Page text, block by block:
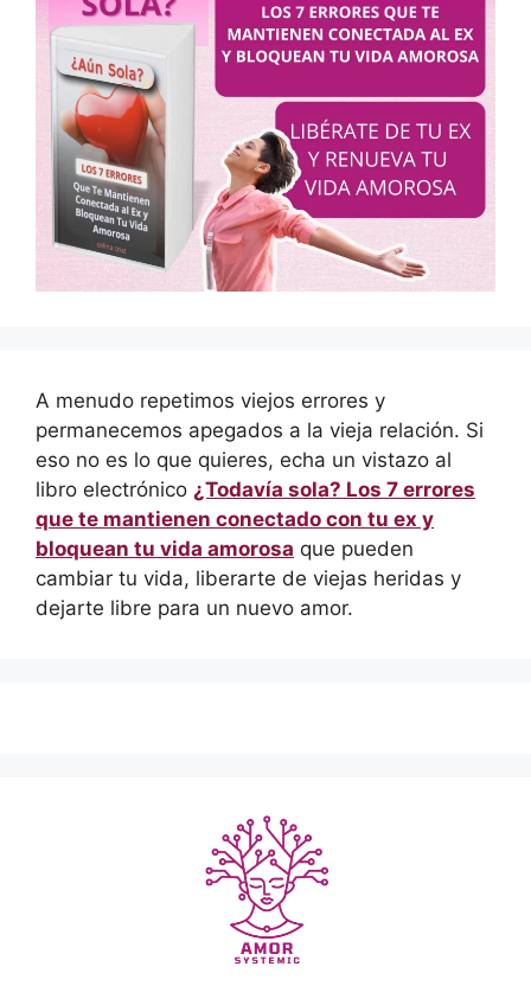
A menudo repetimos viejos errores y
permanecemos apegados a la vieja relación. Si
eso no es lo que quieres, echa un vistazo al
libro electrónico ¿Todavía sola? Los 7 errores
que te mantienen conectado con tu ex y
bloquean tu vida amorosa que pueden
cambiar tu vida, liberarte de viejas heridas y
dejarte libre para un nuevo amor.